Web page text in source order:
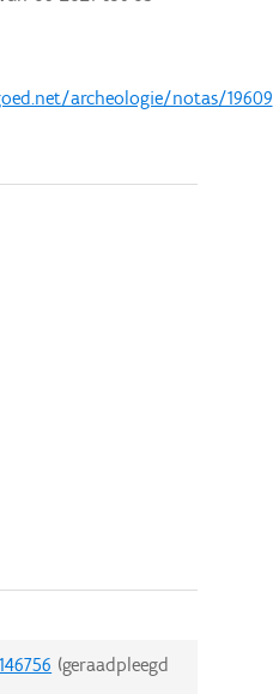
archeologie/notas/19609
(geraadpleegd